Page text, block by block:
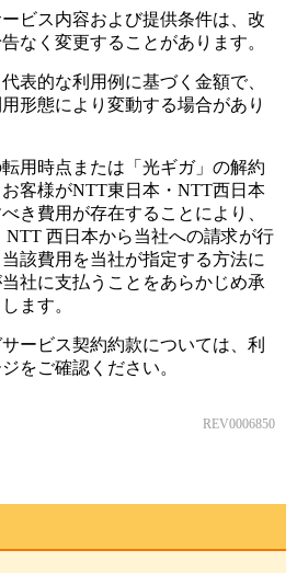
ビス内容および提供条件は、改
なく変更することがあります。
表的な利用例に基づく金額で、
形態により変動する場合があり
用時点または「光ギガ」の解約
客様がNTT東日本・NTT西日本
き費用が存在することにより、
NTT 西日本から当社への請求が行
該費用を当社が指定する方法に
社に支払うことをあらかじめ承
ます。
ービス契約約款については、利
をご確認ください。
REV0006850